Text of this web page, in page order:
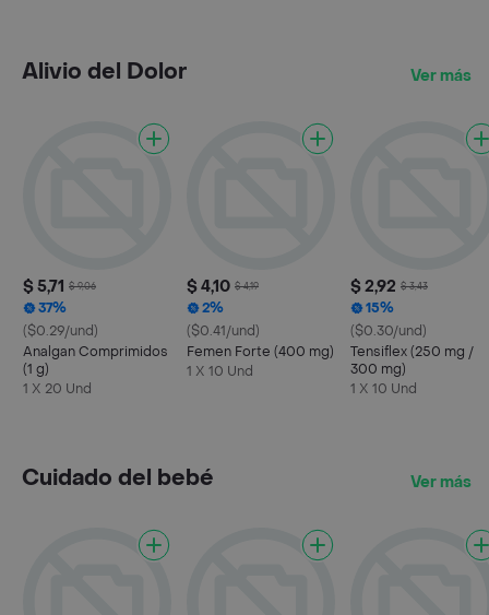
Alivio del Dolor Ver más
$ 5,71 $ 9,06
37%
($0.29/und)
Analgan Comprimidos
(1 g)
1 X 20 Und
$ 4,10 $ 4,19
2%
($0.41/und)
Femen Forte (400 mg)
1 X 10 Und
$ 2,92 $ 3,43
15%
($0.30/und)
Tensiflex (250 mg /
300 mg)
1 X 10 Und
Cuidado del bebé Ver más